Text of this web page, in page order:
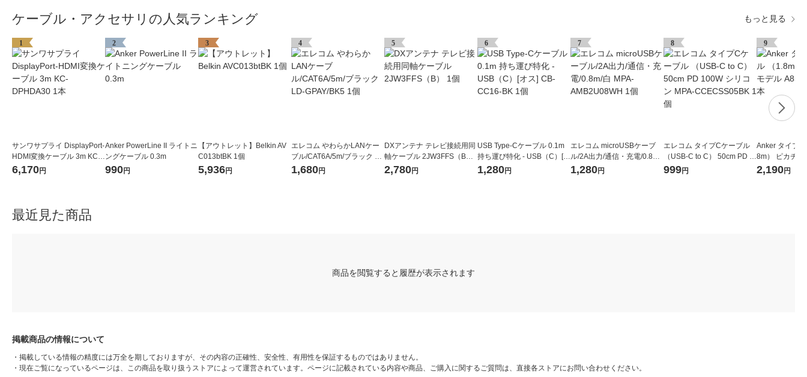
ケーブル・アクセサリの人気ランキング もっと見る
1
サンワサプライ DisplayPort-
HDMI変換ケーブル 3m KC-
DPHDA30 1本
6,170円
2
Anker PowerLine II ライトニ
ングケーブル 0.3m
990円
3
【アウトレット】Belkin AV
C013btBK 1個
5,936円
4
エレコム やわらかLANケー
ブル/CAT6A/5m/ブラック LD
-GPAY/BK5 1個
1,680円
5
DXアンテナ テレビ接続用同
軸ケーブル 2JW3FFS（B）
1個
2,780円
6
USB Type-Cケーブル 0.1m
持ち運び特化 - USB（C）[オ
ス] CB-CC16-BK 1個
1,280円
7
エレコム microUSBケーブ
ル/2A出力/通信・充電/0.8m/
白 MPA-AMB2U08WH 1個
1,280円
8
エレコム タイプCケーブル
（USB-C to C） 50cm PD 1
00W シリコン MPA-CCECS
999円
9
Anker タイプC
8m） ピカチュ
53N71ー72 1本
2,190円
最近見た商品
商品を閲覧すると履歴が表示されます
掲載商品の情報について
・ 掲載している情報の精度には万全を期しておりますが、その内容の正確性、安全性、有用性を保証するものではありません。
・ 現在ご覧になっているページは、この商品を取り扱うストアによって運営されています。ページに記載されている内容や商品、ご購入に関するご質問は、直接各ストアにお問い合わせください。